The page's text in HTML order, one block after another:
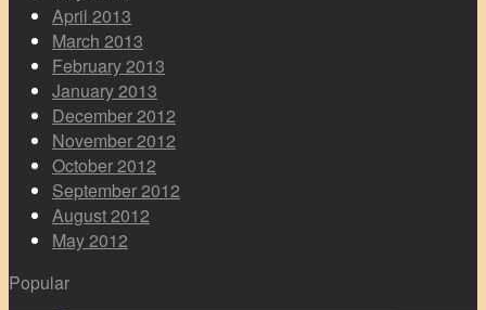
April 2013
March 2013
February 2013
January 2013
December 2012
November 2012
October 2012
September 2012
August 2012
May 2012
Popular